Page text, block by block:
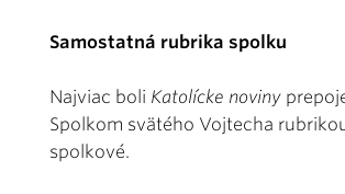
Samostatná rubrika spolku
Najviac boli Katolícke noviny
Spolkom svätého Vojtecha
spolkové.